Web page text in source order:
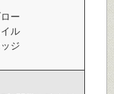
ー
ル
ジ